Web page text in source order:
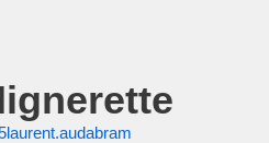
laurent.audabram